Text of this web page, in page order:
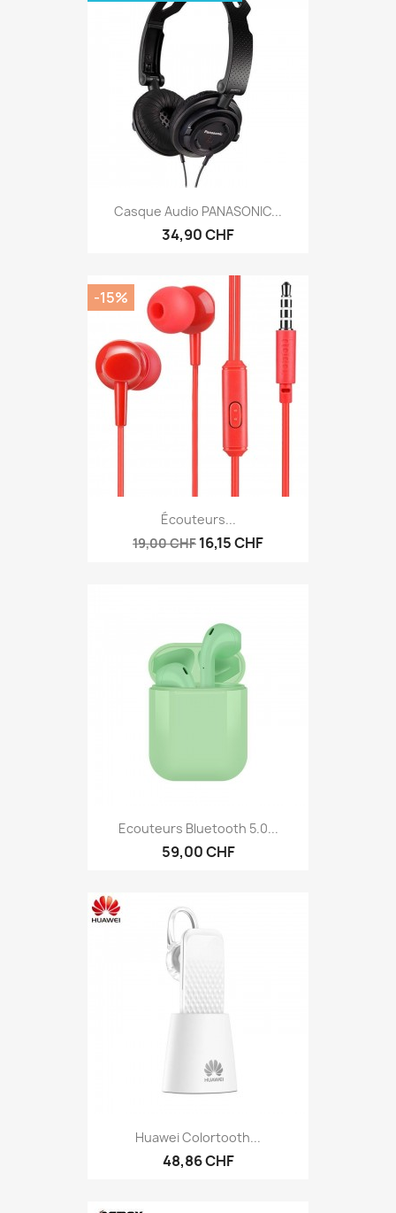
Casque Audio PANASONIC...
34,90 CHF
Écouteurs...
19,00 CHF 16,15 CHF
-15%
Ecouteurs Bluetooth 5.0...
59,00 CHF
Huawei Colortooth...
48,86 CHF